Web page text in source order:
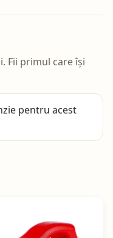
Fii primul care își
pentru acest